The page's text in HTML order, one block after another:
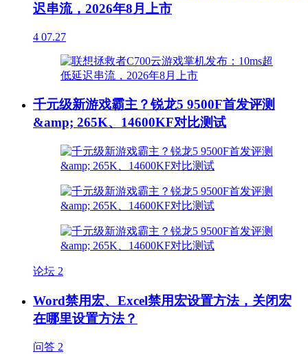
迟串流，2026年8月上市
4 07.27
千元级新游戏霸主？锐龙5 9500F首发评测
&amp; 265K、14600KF对比测试
论坛 2
Word禁用宏、Excel禁用宏设置方法，关闭宏
在哪里设置方法？
问答 2